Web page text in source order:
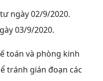
ngày 02/9/2020.
03/9/2020.
toán và phòng kinh
tránh gián đoạn các